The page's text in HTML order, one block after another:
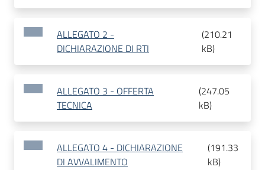
ALLEGATO 2 -
DICHIARAZIONE DI RTI
(210.21
kB)
ALLEGATO 3 - OFFERTA
TECNICA
(247.05
kB)
ALLEGATO 4 - DICHIARAZIONE
DI AVVALIMENTO
(191.33
kB)